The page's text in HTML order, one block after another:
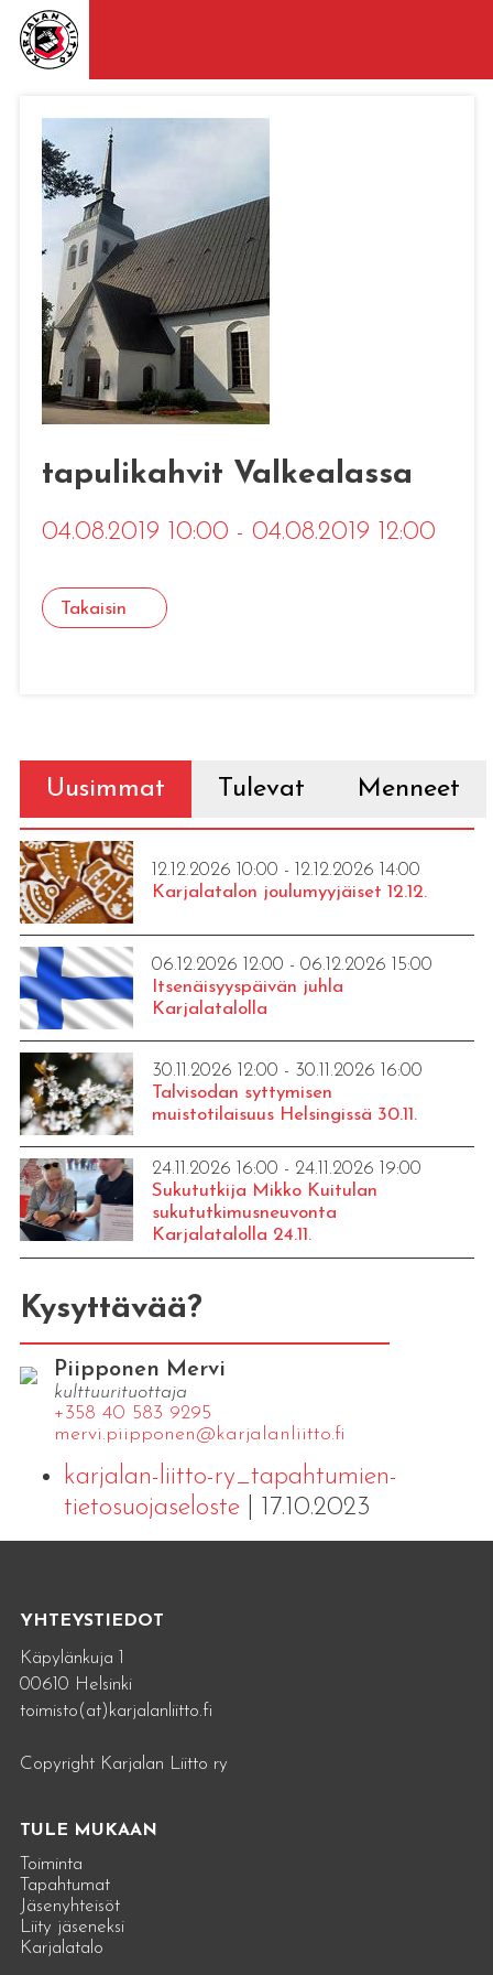
tapulikahvit Valkealassa
04.08.2019 10:00 - 04.08.2019 12:00
Takaisin
Uusimmat Tulevat Menneet
12.12.2026 10:00 - 12.12.2026 14:00
Karjalatalon joulumyyjäiset 12.12.
06.12.2026 12:00 - 06.12.2026 15:00
Itsenäisyyspäivän juhla
Karjalatalolla
30.11.2026 12:00 - 30.11.2026 16:00
Talvisodan syttymisen
muistotilaisuus Helsingissä 30.11.
24.11.2026 16:00 - 24.11.2026 19:00
Sukututkija Mikko Kuitulan
sukututkimusneuvonta
Karjalatalolla 24.11.
Kysyttävää?
Piipponen Mervi
kulttuurituottaja
+358 40 583 9295
mervi.​piipponen@​kar​jala​nlii​tto.​fi
karjalan-liitto-ry_tapahtumien-
tietosuojaseloste| 17.10.2023
YHTEYSTIEDOT
Käpylänkuja 1
00610 Helsinki
toimisto(at)karjalanliitto.fi
Copyright Karjalan Liitto ry
TULE MUKAAN
Toiminta
Tapahtumat
Jäsenyhteisöt
Liity jäseneksi
Karjalatalo